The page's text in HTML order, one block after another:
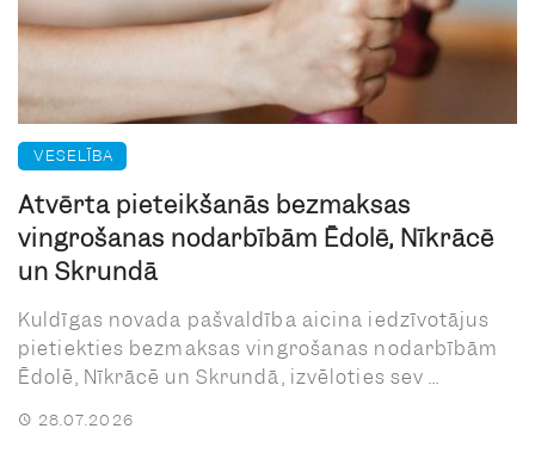
VESELĪBA
Atvērta pieteikšanās bezmaksas
vingrošanas nodarbībām Ēdolē, Nīkrācē
un Skrundā
Kuldīgas novada pašvaldība aicina iedzīvotājus
pietiekties bezmaksas vingrošanas nodarbībām
Ēdolē, Nīkrācē un Skrundā, izvēloties sev ...
28.07.2026